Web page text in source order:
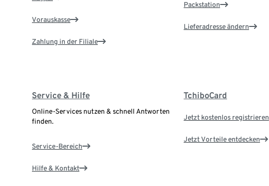
Vorauskasse
Zahlung in der Filiale
Packstation
Lieferadresse ändern
Service & Hilfe
Online-Services nutzen & schnell Antworten
finden.
Service-Bereich
Hilfe & Kontakt
TchiboCard
Jetzt kostenlos registrieren
Jetzt Vorteile entdecken